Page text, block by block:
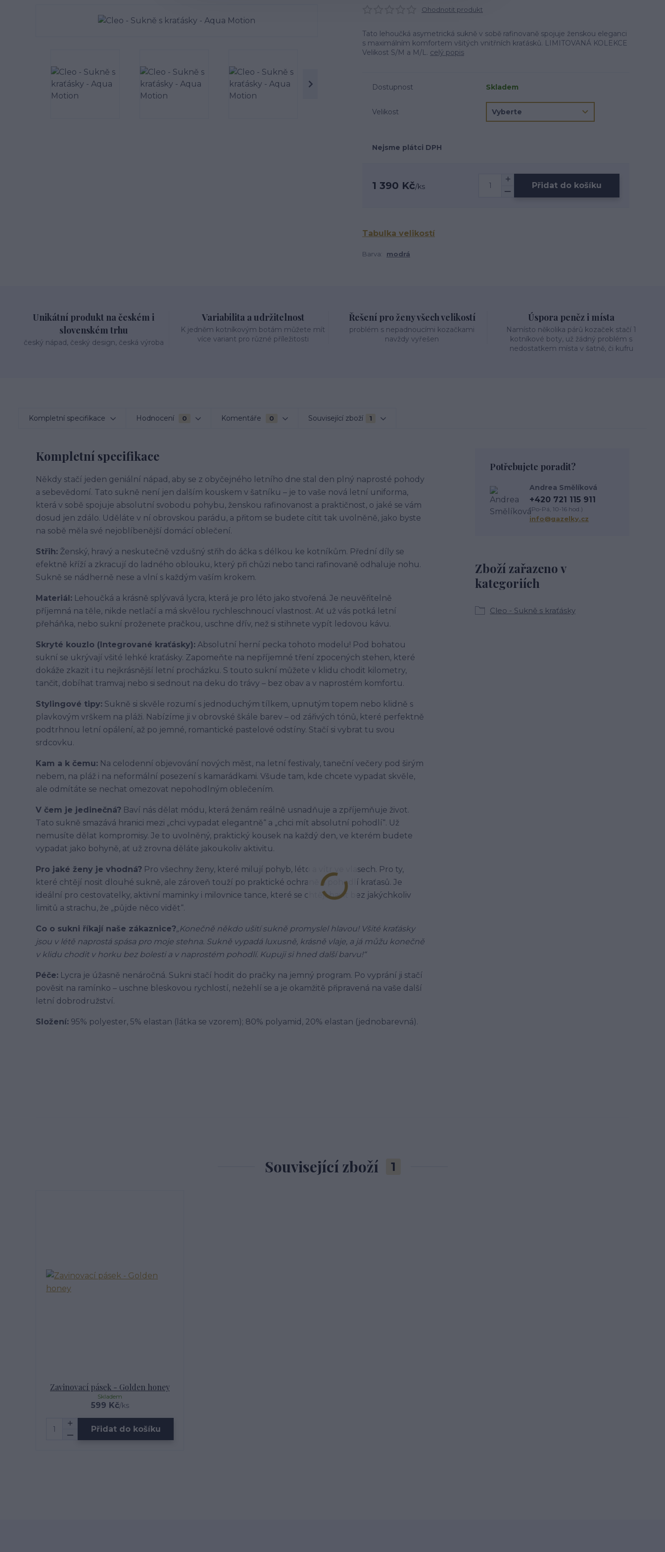
Ohodnotit produkt
Tato lehoučká asymetrická sukně v sobě rafinovaně spojuje ženskou eleganci
s maximálním komfortem všitých vnitřních kraťásků. LIMITOVANÁ KOLEKCE
Velikost S/M a M/L. celý popis
Dostupnost Skladem
Velikost
Nejsme plátci DPH
1 390 Kč/ks Přidat do košíku
Tabulka velikostí
Barva: modrá
Unikátní produkt na českém i
slovenském trhu
český nápad, český design, česká výroba
Variabilita a udržitelnost
K jedněm kotníkovým botám můžete mít
více variant pro různé příležitosti
Řešení pro ženy všech velikostí
problém s nepadnoucími kozačkami
navždy vyřešen
Úspora peněz i místa
Namísto několika párů kozaček stačí 1
kotníkové boty, už žádný problém s
nedostatkem místa v šatně, či kufru
Kompletní specifikace Hodnocení 0 Komentáře 0 Související zboží 1
Kompletní specifikace
Někdy stačí jeden geniální nápad, aby se z obyčejného letního dne stal den plný naprosté pohody
a sebevědomí. Tato sukně není jen dalším kouskem v šatníku – je to vaše nová letní uniforma,
která v sobě spojuje absolutní svobodu pohybu, ženskou rafinovanost a praktičnost, o jaké se vám
dosud jen zdálo. Uděláte v ní obrovskou parádu, a přitom se budete cítit tak uvolněně, jako byste
na sobě měla své nejoblíbenější domácí oblečení.
Střih: Ženský, hravý a neskutečně vzdušný střih do áčka s délkou ke kotníkům. Přední díly se
efektně kříží a zkracují do ladného oblouku, který při chůzi nebo tanci rafinovaně odhaluje nohu.
Sukně se nádherně nese a vlní s každým vaším krokem.
Materiál: Lehoučká a krásně splývavá lycra, která je pro léto jako stvořená. Je neuvěřitelně
příjemná na těle, nikde netlačí a má skvělou rychleschnoucí vlastnost. Ať už vás potká letní
přeháňka, nebo sukní proženete pračkou, uschne dřív, než si stihnete vypít ledovou kávu.
Skryté kouzlo (Integrované kraťásky): Absolutní herní pecka tohoto modelu! Pod bohatou
sukní se ukrývají všité lehké kraťásky. Zapomeňte na nepříjemné tření zpocených stehen, které
dokáže zkazit i tu nejkrásnější letní procházku. S touto sukní můžete v klidu chodit kilometry,
tančit, dobíhat tramvaj nebo si sednout na deku do trávy – bez obav a v naprostém komfortu.
Stylingové tipy: Sukně si skvěle rozumí s jednoduchým tílkem, upnutým topem nebo klidně s
plavkovým vrškem na pláži. Nabízíme ji v obrovské škále barev – od zářivých tónů, které perfektně
podtrhnou letní opálení, až po jemné, romantické pastelové odstíny. Stačí si vybrat tu svou
srdcovku.
Kam a k čemu: Na celodenní objevování nových měst, na letní festivaly, taneční večery pod širým
nebem, na pláž i na neformální posezení s kamarádkami. Všude tam, kde chcete vypadat skvěle,
ale odmítáte se nechat omezovat nepohodlným oblečením.
V čem je jedinečná? Baví nás dělat módu, která ženám reálně usnadňuje a zpříjemňuje život.
Tato sukně smazává hranici mezi „chci vypadat elegantně“ a „chci mít absolutní pohodlí“. Už
nemusíte dělat kompromisy. Je to uvolněný, praktický kousek na každý den, ve kterém budete
vypadat jako bohyně, ať už zrovna děláte jakoukoliv aktivitu.
Pro jaké ženy je vhodná? Pro všechny ženy, které milují pohyb, léto a vítr ve vlasech. Pro ty,
které chtějí nosit dlouhé sukně, ale zároveň touží po praktické ochraně a pohodlí kraťasů. Je
ideální pro cestovatelky, aktivní maminky i milovnice tance, které se chtějí bavit bez jakýchkoliv
limitů a strachu, že „půjde něco vidět“.
Co o sukni říkají naše zákaznice?„Konečně někdo ušití sukně promyslel hlavou! Všité kraťásky
jsou v létě naprostá spása pro moje stehna. Sukně vypadá luxusně, krásně vlaje, a já můžu konečně
v klidu chodit v horku bez bolesti a v naprostém pohodlí. Kupuji si hned další barvu!“
Péče: Lycra je úžasně nenáročná. Sukni stačí hodit do pračky na jemný program. Po vyprání ji stačí
pověsit na ramínko – uschne bleskovou rychlostí, nežehlí se a je okamžitě připravená na vaše další
letní dobrodružství.
Složení: 95% polyester, 5% elastan (látka se vzorem); 80% polyamid, 20% elastan (jednobarevná).
Zboží zařazeno v
kategoriích
Cleo - Sukně s kraťásky
Potřebujete poradit?
Andrea Smělíková
+420 721 115 911
(Po-Pá, 10-16 hod.)
info@gazelky.cz
Související zboží 1
Zavinovací pásek - Golden honey
599 Kč/ks
Skladem
Přidat do košíku